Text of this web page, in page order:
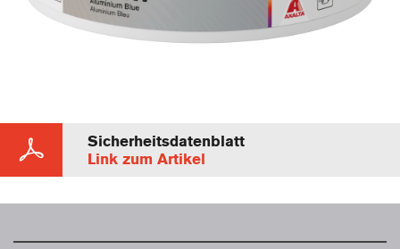
Sicherheitsdatenblatt
Link zum Artikel